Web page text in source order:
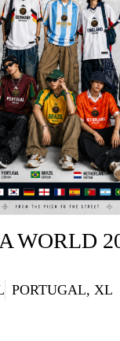
WORLD
PORTUGAL, XL